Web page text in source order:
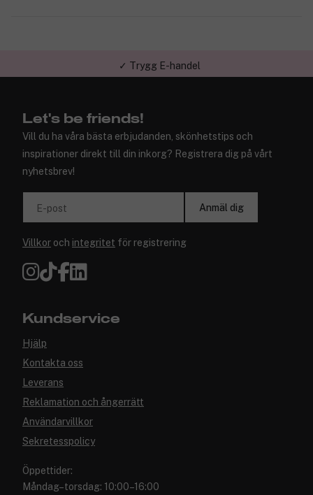
✓ Trygg E-handel
Let's be friends!
Vill du ha våra bästa erbjudanden, skönhetstips och
inspirationer direkt till din inkorg? Registrera dig på vårt
nyhetsbrev!
E-post Anmäl dig
Villkor och integritet för registrering
Kundservice
Hjälp
Kontakta oss
Leverans
Reklamation och ångerrätt
Användarvillkor
Sekretesspolicy
Öppettider:
Måndag–torsdag: 10:00–16:00